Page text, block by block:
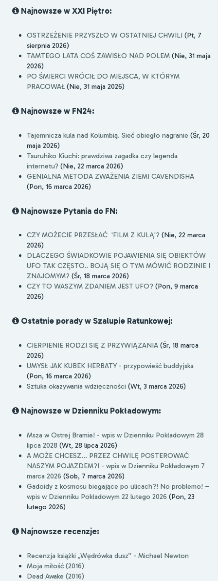
Najnowsze w XXI Piętro:
OSTRZEŻENIE PRZYSZŁO W OSTATNIEJ CHWILI (Pt, 7
sierpnia 2026)
TAMTEGO LATA COŚ ZAWISŁO NAD POLEM (Nie, 31 maja
2026)
PO ŚMIERCI WRÓCIŁ DO MIEJSCA, W KTÓRYM
PRACOWAŁ (Nie, 31 maja 2026)
Najnowsze w FN24:
Tajemnicza kula nad Kolumbią. Sieć obiegło nagranie (Śr, 20
maja 2026)
Tsuruhiko Kiuchi: prawdziwa zagadka czy legenda
internetu? (Nie, 22 marca 2026)
GENIALNA METODA ZWAŻENIA ZIEMI CAVENDISHA
(Pon, 16 marca 2026)
Najnowsze Pytania do FN:
CZY MOŻECIE PRZESŁAĆ 'FILM Z KULĄ'? (Nie, 22 marca
2026)
DLACZEGO ŚWIADKOWIE POJAWIENIA SIĘ OBIEKTÓW
UFO TAK CZĘSTO.. BOJĄ SIĘ O TYM MÓWIĆ RODZINIE I
ZNAJOMYM? (Śr, 18 marca 2026)
CZY TO WASZYM ZDANIEM JEST UFO? (Pon, 9 marca
2026)
Ostatnie porady w Szalupie Ratunkowej:
CIERPIENIE RODZI SIĘ Z PRZYWIĄZANIA (Śr, 18 marca
2026)
UMYSŁ JAK KUBEK HERBATY - przypowieść buddyjska
(Pon, 16 marca 2026)
Sztuka okazywania wdzięczności (Wt, 3 marca 2026)
Najnowsze w Dzienniku Pokładowym:
Msza w Ostrej Bramie! - wpis w Dzienniku Pokładowym 28
lipca 2028 (Wt, 28 lipca 2026)
A MOŻE CHCESZ... PRZEZ CHWILĘ POSTEROWAĆ
NASZYM POJAZDEM?! - wpis w Dzienniku Pokładowym 7
marca 2026 (Sob, 7 marca 2026)
Gadoidy z kosmosu biegające po ulicach?! No problemo! –
wpis w Dzienniku Pokładowym 22 lutego 2026 (Pon, 23
lutego 2026)
Najnowsze recenzje:
Recenzja książki „Wędrówka dusz” - Michael Newton
Moja miłość (2016)
Dead Awake (2016)